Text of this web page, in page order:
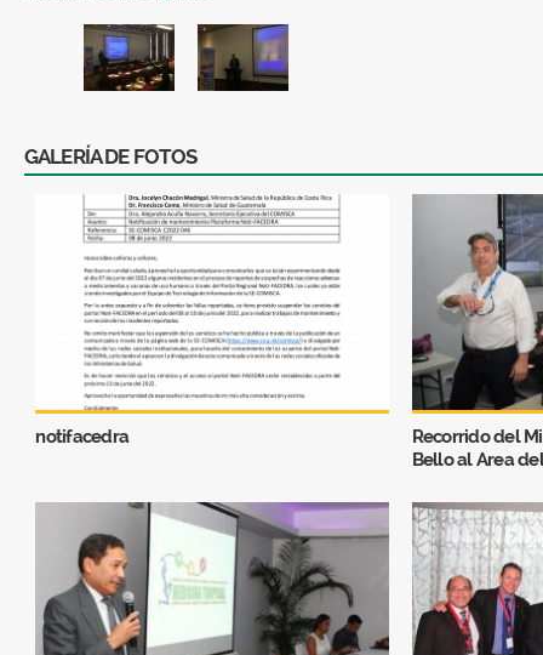
GALERÍA DE FOTOS
notifacedra
Recorrido del
Bello al Area